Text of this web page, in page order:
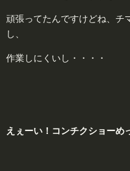
頑張ってたんですけどね、チ
し、
作業しにくいし・・・・
えぇーい！コンチクショーめ